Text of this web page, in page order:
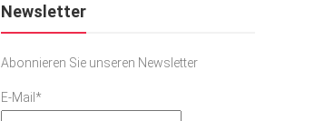
Newsletter
Abonnieren Sie unseren Newsletter
E-Mail*